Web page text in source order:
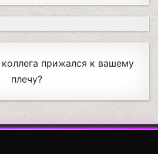
прижался к вашему
плечу?